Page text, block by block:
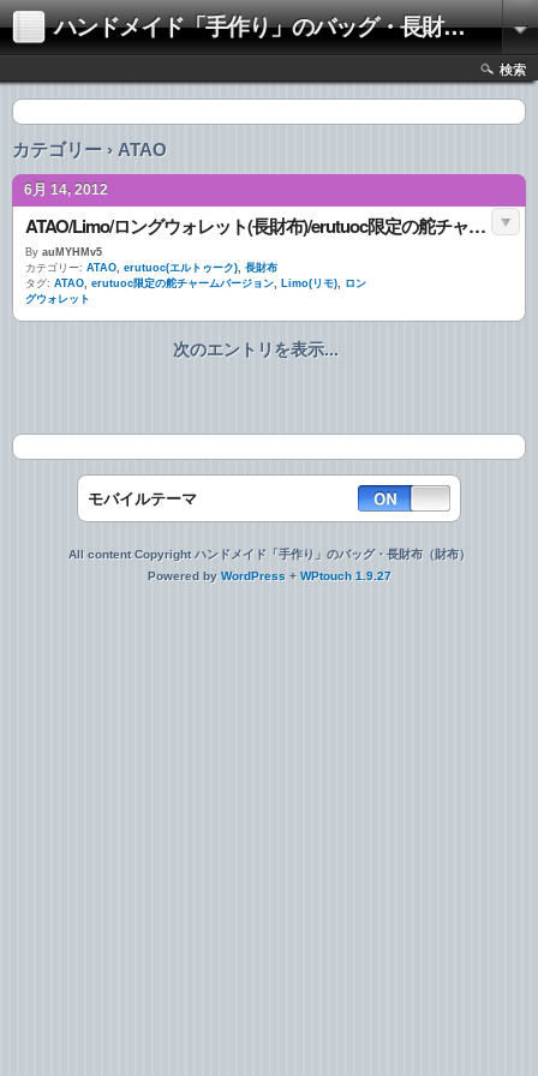
ハンドメイド「手作り」のバッグ・長財布（財布）
検索
カテゴリー › ATAO
6月 14, 2012
ATAO/Limo/ロングウォレット(長財布)/erutuoc限定の舵チャームバージョン
By auMYHMv5
カテゴリー: ATAO, erutuoc(エルトゥーク), 長財布
タグ: ATAO, erutuoc限定の舵チャームバージョン, Limo(リモ), ロン
グウォレット
次のエントリを表示...
モバイルテーマ
All content Copyright ハンドメイド「手作り」のバッグ・長財布（財布）
Powered by WordPress + WPtouch 1.9.27